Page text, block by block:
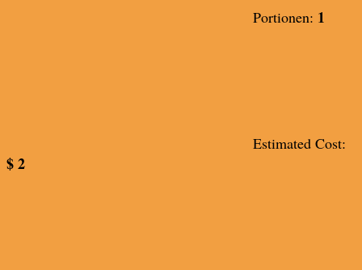
Portionen: 1
Estimated Cost:
$ 2